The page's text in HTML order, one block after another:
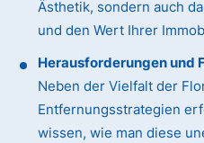
Ästhetik, sondern auch
und den Wert Ihrer
Herausforderungen und
Neben der Vielfalt der
Entfernungsstrategien
wissen, wie man diese